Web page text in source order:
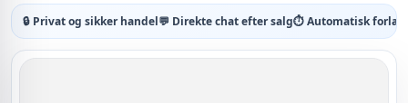
🔒 Privat og sikker handel💬 Direkte chat efter salg⏱ Automatisk